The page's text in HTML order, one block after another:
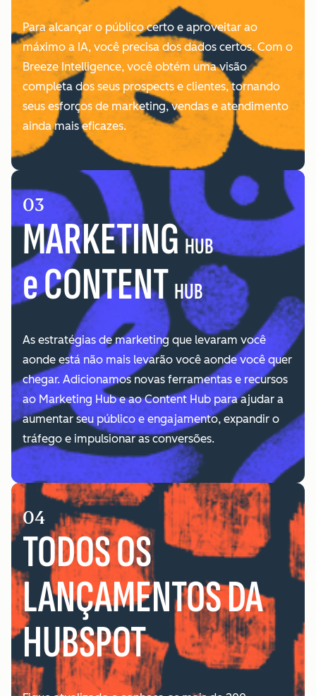
Para alcançar o público certo e aproveitar ao
máximo a IA, você precisa dos dados certos. Com o
Breeze Intelligence, você obtém uma visão
completa dos seus prospects e clientes, tornando
seus esforços de marketing, vendas e atendimento
ainda mais eficazes.
03
MARKETINGHUB
e CONTENT HUB
As estratégias de marketing que levaram você
aonde está não mais levarão você aonde você quer
chegar. Adicionamos novas ferramentas e recursos
ao Marketing Hub e ao Content Hub para ajudar a
aumentar seu público e engajamento, expandir o
tráfego e impulsionar as conversões.
04
TODOS OS
LANÇAMENTOS DA
HUBSPOT